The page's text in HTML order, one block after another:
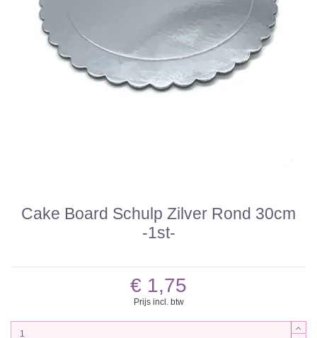
Cake Board Schulp Zilver Rond 30cm
-1st-
€ 1,75
Prijs incl. btw